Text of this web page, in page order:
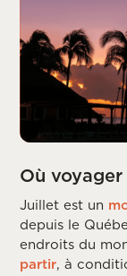
Où
Juillet est un
depuis le
endroits du
partir, à